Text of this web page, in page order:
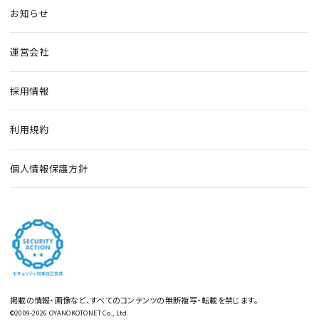
お知らせ
運営会社
採用情報
利用規約
個人情報保護方針
掲載の情報・画像など、すべてのコンテンツの無断複写・転載を禁じます。
©2009-2026 OYANOKOTONET Co., Ltd.